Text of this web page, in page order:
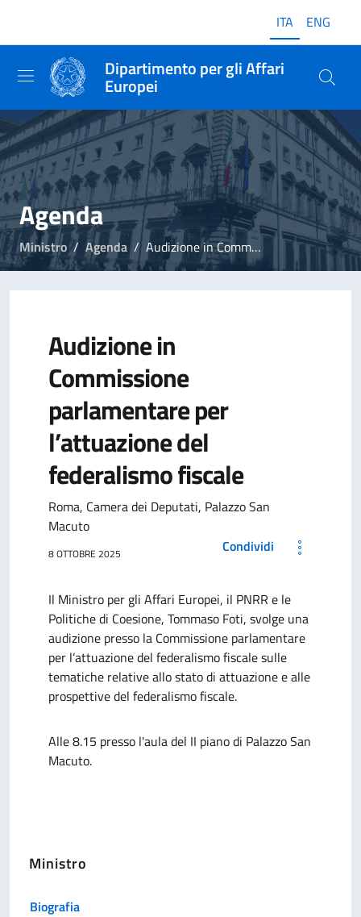
ITA ENG
Dipartimento per gli Affari
Europei
Agenda
Ministro Agenda Audizione in Commissione parlamentare per l’attuazione del federalismo fiscale
Audizione in
Commissione
parlamentare per
l’attuazione del
federalismo fiscale
Roma, Camera dei Deputati, Palazzo San
Macuto
8 OTTOBRE 2025 Condividi
Il Ministro per gli Affari Europei, il PNRR e le
Politiche di Coesione, Tommaso Foti, svolge una
audizione presso la Commissione parlamentare
per l’attuazione del federalismo fiscale sulle
tematiche relative allo stato di attuazione e alle
prospettive del federalismo fiscale.
Alle 8.15 presso l'aula del II piano di Palazzo San
Macuto.
Ministro
Biografia